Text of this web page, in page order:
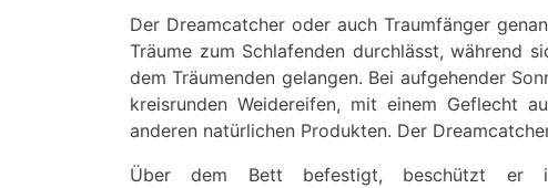
Der Dreamcatcher oder auch Traumfänger
Träume zum Schlafenden durchlässt, während
dem Träumenden gelangen. Bei aufgehender
kreisrunden Weidereifen, mit einem Geflecht
anderen natürlichen Produkten. Der
Über dem Bett befestigt, beschützt er